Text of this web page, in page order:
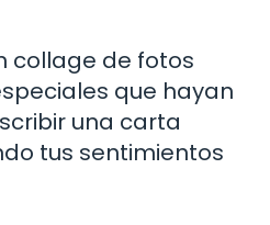
collage de fotos
que hayan
una carta
tus sentimientos